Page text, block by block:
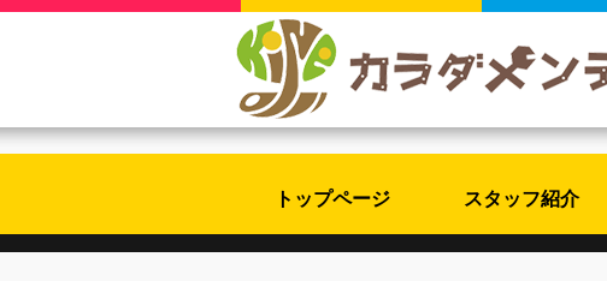
トップページ スタッフ紹介